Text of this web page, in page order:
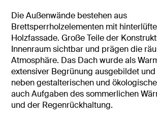
Die Außenwände bestehen aus
Brettsperrholzelementen mit
Holzfassade. Große Teile der
Innenraum sichtbar und prägen die
Atmosphäre. Das Dach wurde als
extensiver Begrünung ausgebildet
neben gestalterischen und
auch Aufgaben des sommerlichen
und der Regenrückhaltung.